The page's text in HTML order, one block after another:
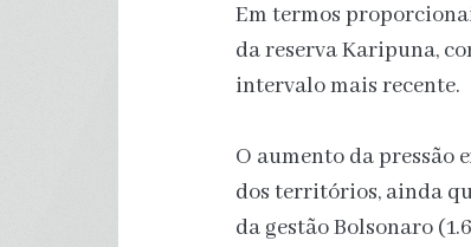
Em termos
da reserva Karipuna,
intervalo mais recente.
O aumento da
dos territórios, ainda
da gestão Bolsonaro